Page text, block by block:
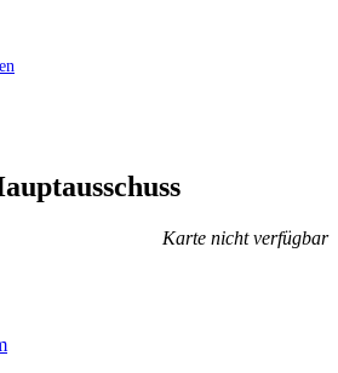
Karte nicht verfügbar